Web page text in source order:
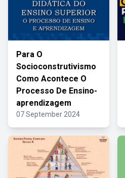
Para O
Socioconstrutivismo
Como Acontece O
Processo De Ensino-
aprendizagem
07 September 2024